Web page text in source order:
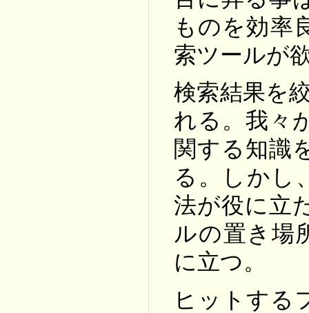
ものを効率
索ツールが
検索結果を
れる。我々
関する知識
る。しかし
法が役に立
ルの置き場
に立つ。
ヒットする